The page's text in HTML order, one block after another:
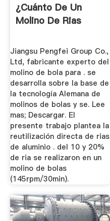
¿Cuánto De Un
Molino De Rias
Jiangsu Pengfei Group Co.,
Ltd, fabricante experto del
molino de bola para . se
desarrolla sobre la base de
la tecnología Alemana de
molinos de bolas y se. Lee
mas; Descargar. El
presente trabajo plantea la
reutilización directa de rias
de aluminio . del 10 y 20%
de ria se realizaron en un
molino de bolas
(145rpm/30min).